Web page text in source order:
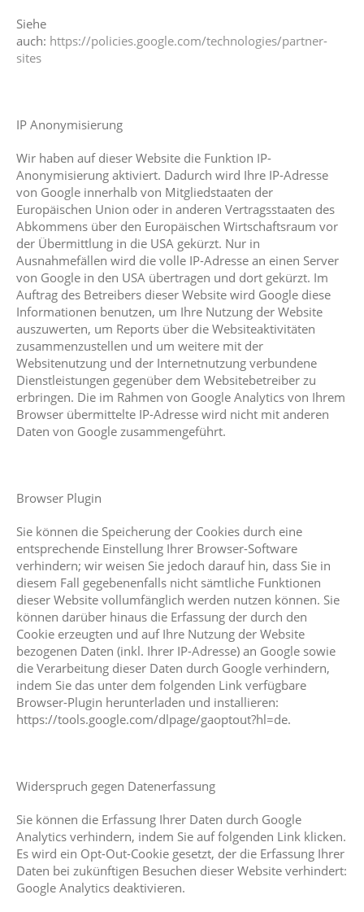
Siehe
auch: https://policies.google.com/technologies/partner-
sites
IP Anonymisierung
Wir haben auf dieser Website die Funktion IP-
Anonymisierung aktiviert. Dadurch wird Ihre IP-Adresse
von Google innerhalb von Mitgliedstaaten der
Europäischen Union oder in anderen Vertragsstaaten des
Abkommens über den Europäischen Wirtschaftsraum vor
der Übermittlung in die USA gekürzt. Nur in
Ausnahmefällen wird die volle IP-Adresse an einen Server
von Google in den USA übertragen und dort gekürzt. Im
Auftrag des Betreibers dieser Website wird Google diese
Informationen benutzen, um Ihre Nutzung der Website
auszuwerten, um Reports über die Websiteaktivitäten
zusammenzustellen und um weitere mit der
Websitenutzung und der Internetnutzung verbundene
Dienstleistungen gegenüber dem Websitebetreiber zu
erbringen. Die im Rahmen von Google Analytics von Ihrem
Browser übermittelte IP-Adresse wird nicht mit anderen
Daten von Google zusammengeführt.
Browser Plugin
Sie können die Speicherung der Cookies durch eine
entsprechende Einstellung Ihrer Browser-Software
verhindern; wir weisen Sie jedoch darauf hin, dass Sie in
diesem Fall gegebenenfalls nicht sämtliche Funktionen
dieser Website vollumfänglich werden nutzen können. Sie
können darüber hinaus die Erfassung der durch den
Cookie erzeugten und auf Ihre Nutzung der Website
bezogenen Daten (inkl. Ihrer IP-Adresse) an Google sowie
die Verarbeitung dieser Daten durch Google verhindern,
indem Sie das unter dem folgenden Link verfügbare
Browser-Plugin herunterladen und installieren:
https://tools.google.com/dlpage/gaoptout?hl=de.
Widerspruch gegen Datenerfassung
Sie können die Erfassung Ihrer Daten durch Google
Analytics verhindern, indem Sie auf folgenden Link klicken.
Es wird ein Opt-Out-Cookie gesetzt, der die Erfassung Ihrer
Daten bei zukünftigen Besuchen dieser Website verhindert:
Google Analytics deaktivieren.